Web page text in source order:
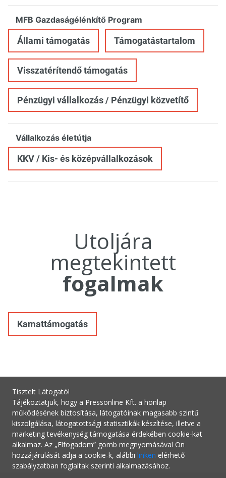
MFB Gazdaságélénkítő Program
Állami támogatás Támogatástartalom
Visszatérítendő támogatás
Pénzügyi vállalkozás / Pénzügyi közvetítő
Vállalkozás életútja
KKV / Kis- és középvállalkozások
Utoljára
megtekintett
fogalmak
Kamattámogatás
Tisztelt Látogató!
Tájékoztatjuk, hogy a Pressonline Kft. a honlap
működésének biztosítása, látogatóinak magasabb szintű
kiszolgálása, látogatottsági statisztikák készítése, illetve a
marketing tevékenység támogatása érdekében cookie-kat
alkalmaz. Az „Elfogadom” gomb megnyomásával Ön
hozzájárulását adja a cookie-k, alábbi linken elérhető
szabályzatban foglaltak szerinti alkalmazásához.